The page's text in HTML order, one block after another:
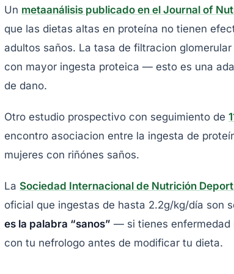
Un metaanálisis publicado en el Journal of
que las dietas altas en proteína no tienen
adultos saños. La tasa de filtracion
con mayor ingesta proteica — esto es una
de dano.
Otro estudio prospectivo con seguimiento de
encontro asociacion entre la ingesta de
mujeres con riñónes saños.
La Sociedad Internacional de Nutrición
oficial que ingestas de hasta 2.2g/kg/día son
es la palabra “sanos” — si tienes enfermedad
con tu nefrologo antes de modificar tu dieta.